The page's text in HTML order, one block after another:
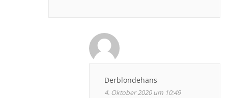
Derblondehans
4. Oktober 2020 um 10:49